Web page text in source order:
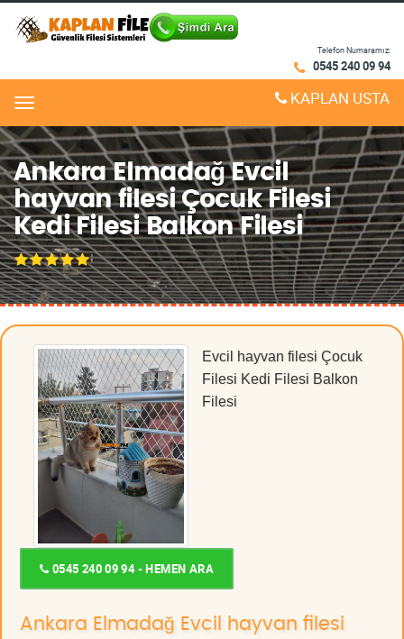
Telefon Numaramız:
0545 240 09 94
Menu KAPLAN USTA
Ankara Elmadağ Evcil
hayvan filesi Çocuk Filesi
Kedi Filesi Balkon Filesi
Evcil hayvan filesi Çocuk
Filesi Kedi Filesi Balkon
Filesi
0545 240 09 94 - HEMEN ARA
Ankara Elmadağ Evcil hayvan filesi